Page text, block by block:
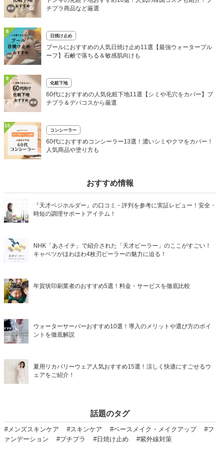
チプラ商品など厳選
8
日焼け止め
プールにおすすめの人気日焼け止め11選【最強ウォータープル
ーフ】石鹸で落ちる＆敏感肌向けも
9
化粧下地
60代におすすめの人気化粧下地11選【シミや毛穴をカバー】プ
チプラ＆デパコスから厳選
10
コンシーラー
60代におすすめコンシーラー13選！濃いシミやクマをカバー！
人気商品や塗り方も
おすすめ情報
『天才ベジホルダー』の口コミ・評判を参考に実証レビュー！安全・
時短の調理サポートアイテム！
NHK「あさイチ」で紹介された「天才ピーラー」のここがすごい！
キャベツがほわほわ4枚刃ピーラーの魅力に迫る！
年賀状印刷業者のおすすめ5選！料金・サービスを徹底比較
ウォーターサーバーおすすめ10選！導入のメリットや選び方のポイ
ントを徹底解説
夏用リカバリーウェア人気おすすめ15選！涼しく快適にすごせるウ
ェアをご紹介！
話題のタグ
#メンズスキンケア #スキンケア #ベースメイク・メイクアップ
#フ
ァンデーション
#プチプラ #日焼け止め #紫外線対策